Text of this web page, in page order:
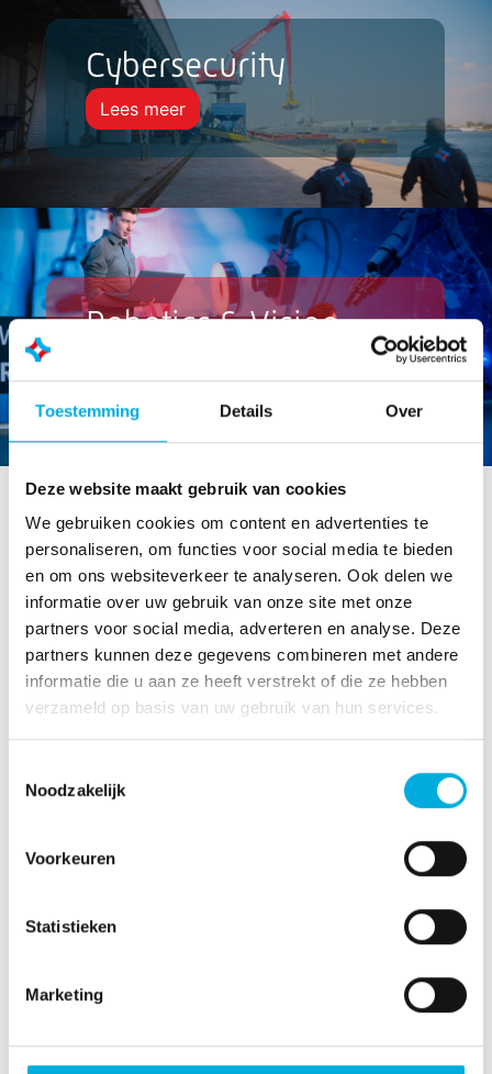
Toestemming Details Over
Deze website maakt gebruik van cookies
We gebruiken cookies om content en advertenties te
personaliseren, om functies voor social media te bieden
en om ons websiteverkeer te analyseren. Ook delen we
informatie over uw gebruik van onze site met onze
partners voor social media, adverteren en analyse. Deze
partners kunnen deze gegevens combineren met andere
informatie die u aan ze heeft verstrekt of die ze hebben
verzameld op basis van uw gebruik van hun services.
Noodzakelijk
Voorkeuren
Statistieken
Marketing
Cybersecurity
Lees meer
Robotics & Vision
Duurzaam, innovatief en
toekomstbestendig
Als systeemintegrator leveren we klant specifieke
oplossingen op maat. Wij hebben kennis van
productieprocessen, algoritmes, besturingen en IT &
Operational Technology, en helpen met het ontwerpen
en implementeren van onze oplossingen voor
Electrical
Software
engineering